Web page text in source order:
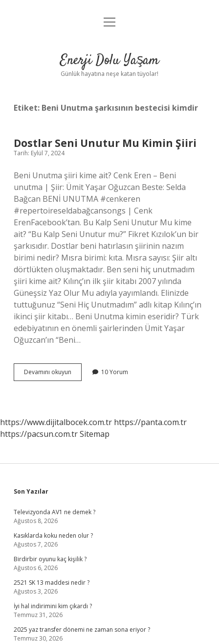
Anasayfa
Yasal Uyarı
menüyü
Enerji Dolu Yaşam
Günlük hayatına neşe katan tüyolar!
Etiket: Beni Unutma şarkısının bestecisi kimdir
Dostlar Seni Unutur Mu Kimin Şiiri
Tarih: Eylül 7, 2024
Beni Unutma şiiri kime ait? Cenk Eren – Beni
unutma | Şiir: Ümit Yaşar Oğuzcan Beste: Selda
Bağcan BENİ UNUTMA #cenkeren
#repertoireseldabağcansongs | Cenk
ErenFacebook’tan. Bu Kalp Seni Unutur Mu kime
ait? “Bu Kalp Seni Unutur mu?” Fikret Kızılok’un bir
şarkısıdır. Dostlar beni hatırlasın şiirinin nazım
birimi nedir? Mısra birimi: kıta. Mısra sayısı: Şiir altı
dörtlükten oluşmaktadır. Ben seni hiç unutmadım
şiiri kime ait? Kılınç’ın ilk şiir kitabı 2007 yılında
Güneşsiz Yaz Olur Mu adıyla yayımlandı. Elinizde
tuttuğunuz “Seni Hiç Unutmadım” adlı kitap Kılınç’ın
ikinci şiir kitabı… Beni Unutma kimin eseridir? Türk
edebiyatının en önemli şairlerinden Ümit Yaşar
Oğuzcan’ın “Beni…
Devamını okuyun
Seni
10 Yorum
https://www.dijitalbocek.com.tr https://panta.com.tr
https://pacsun.com.trSitemap
Sidebar
Son Yazılar
Televizyonda AV1 ne demek ?
Ağustos 8, 2026
Kasıklarda koku neden olur ?
Ağustos 7, 2026
Birdirbir oyunu kaç kişilik ?
Ağustos 6, 2026
2521 SK 13 maddesi nedir ?
Ağustos 3, 2026
İyi hal indirimini kim çıkardı ?
Temmuz 31, 2026
2025 yaz transfer dönemi ne zaman sona eriyor ?
Temmuz 30, 2026